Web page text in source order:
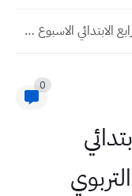
حل اسئلة علوم الرابع الابتدائي الاسبوع الخامس عشر التلفزيون التربوي
0